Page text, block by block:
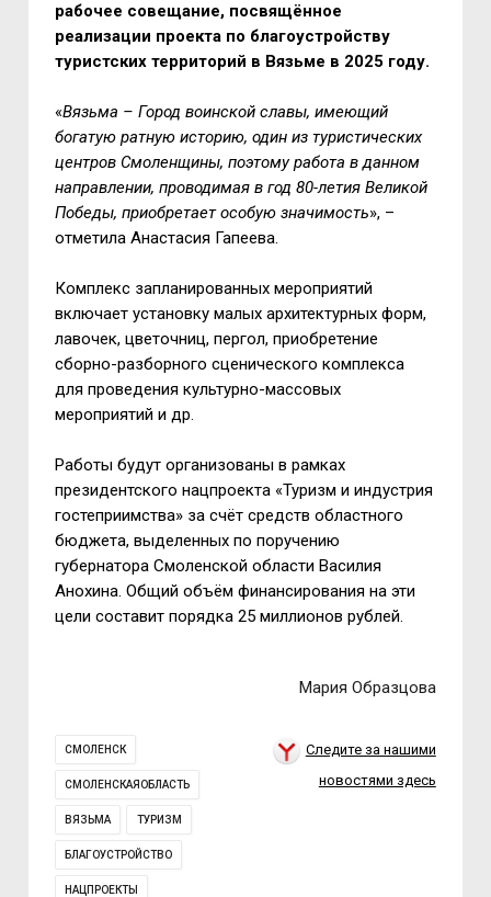
рабочее совещание, посвящённое
реализации проекта по благоустройству
туристских территорий в Вязьме в 2025 году.
«Вязьма – Город воинской славы, имеющий
богатую ратную историю, один из туристических
центров Смоленщины, поэтому работа в данном
направлении, проводимая в год 80-летия Великой
Победы, приобретает особую значимость», –
отметила Анастасия Гапеева.
Комплекс запланированных мероприятий
включает установку малых архитектурных форм,
лавочек, цветочниц, пергол, приобретение
сборно-разборного сценического комплекса
для проведения культурно-массовых
мероприятий и др.
Работы будут организованы в рамках
президентского нацпроекта «Туризм и индустрия
гостеприимства» за счёт средств областного
бюджета, выделенных по поручению
губернатора Смоленской области Василия
Анохина. Общий объём финансирования на эти
цели составит порядка 25 миллионов рублей.
Мария Образцова
СМОЛЕНСК
СМОЛЕНСКАЯОБЛАСТЬ
ВЯЗЬМА ТУРИЗМ
БЛАГОУСТРОЙСТВО
НАЦПРОЕКТЫ
Следите за нашими
новостями здесь